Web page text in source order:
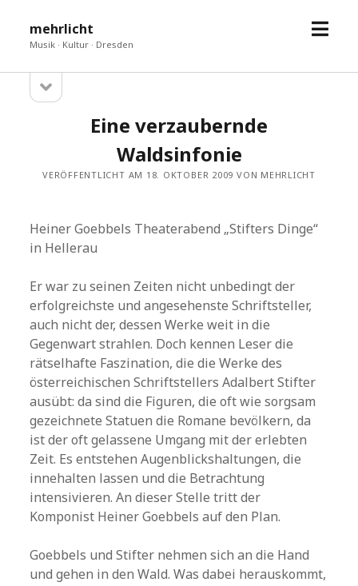
mehrlicht
Musik · Kultur · Dresden
Menü
Sidebar
öffnen
Eine verzaubernde
Waldsinfonie
VERÖFFENTLICHT AM 18. OKTOBER 2009 VON MEHRLICHT
Heiner Goebbels Theaterabend „Stifters Dinge“
in Hellerau
Er war zu seinen Zeiten nicht unbedingt der
erfolgreichste und angesehenste Schriftsteller,
auch nicht der, dessen Werke weit in die
Gegenwart strahlen. Doch kennen Leser die
rätselhafte Faszination, die die Werke des
österreichischen Schriftstellers Adalbert Stifter
ausübt: da sind die Figuren, die oft wie sorgsam
gezeichnete Statuen die Romane bevölkern, da
ist der oft gelassene Umgang mit der erlebten
Zeit. Es entstehen Augenblickshaltungen, die
innehalten lassen und die Betrachtung
intensivieren. An dieser Stelle tritt der
Komponist Heiner Goebbels auf den Plan.
Goebbels und Stifter nehmen sich an die Hand
und gehen in den Wald. Was dabei herauskommt,